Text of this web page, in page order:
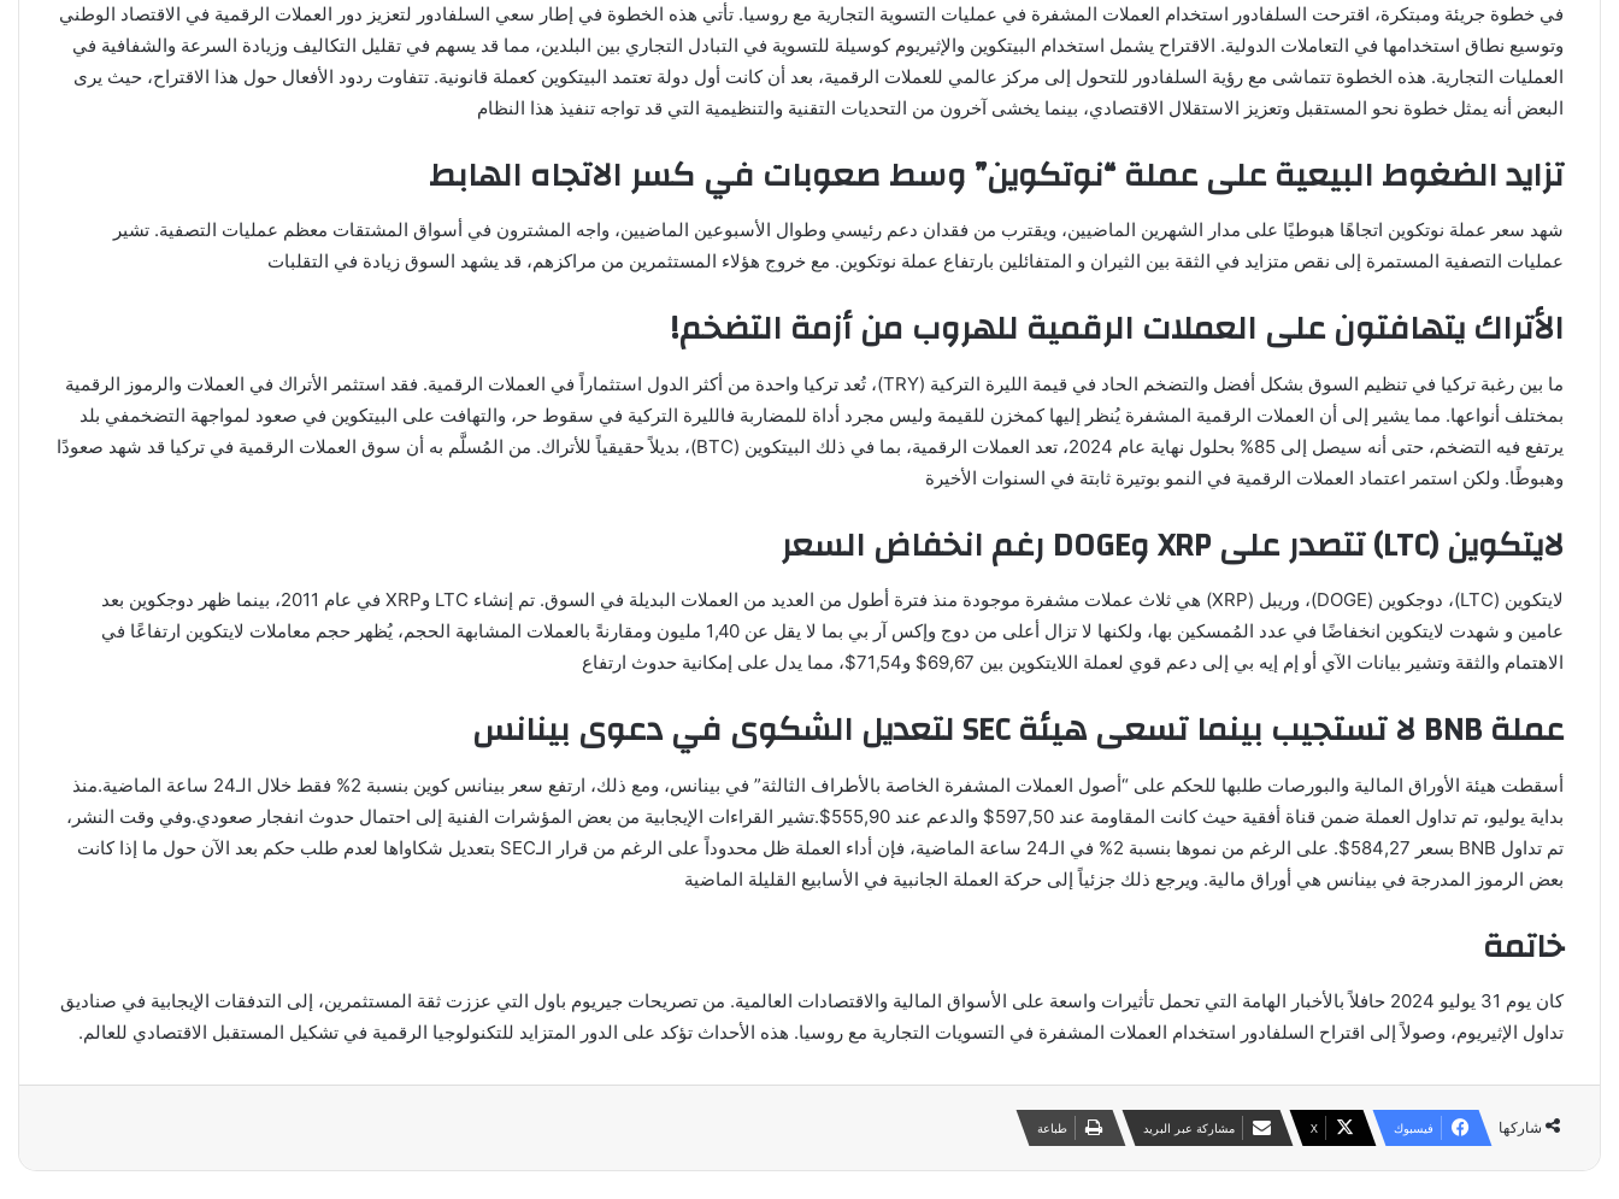
في خطوة جريئة ومبتكرة، اقترحت السلفادور استخدام العملات المشفرة في عمليات التسوية التجارية مع روسيا. تأتي هذه الخطوة في إطار سعي السلفادور لتعزيز دور العملات الرقمية في الاقتصاد الوطني
وتوسيع نطاق استخدامها في التعاملات الدولية. الاقتراح يشمل استخدام البيتكوين والإثيريوم كوسيلة للتسوية في التبادل التجاري بين البلدين، مما قد يسهم في تقليل التكاليف وزيادة السرعة والشفافية في
العمليات التجارية. هذه الخطوة تتماشى مع رؤية السلفادور للتحول إلى مركز عالمي للعملات الرقمية، بعد أن كانت أول دولة تعتمد البيتكوين كعملة قانونية. تتفاوت ردود الأفعال حول هذا الاقتراح، حيث يرى
البعض أنه يمثل خطوة نحو المستقبل وتعزيز الاستقلال الاقتصادي، بينما يخشى آخرون من التحديات التقنية والتنظيمية التي قد تواجه تنفيذ هذا النظام
تزايد الضغوط البيعية على عملة “نوتكوين” وسط صعوبات في كسر الاتجاه الهابط
شهد سعر عملة نوتكوين اتجاهًا هبوطيًا على مدار الشهرين الماضيين، ويقترب من فقدان دعم رئيسي وطوال الأسبوعين الماضيين، واجه المشترون في أسواق المشتقات معظم عمليات التصفية. تشير
عمليات التصفية المستمرة إلى نقص متزايد في الثقة بين الثيران و المتفائلين بارتفاع عملة نوتكوين. مع خروج هؤلاء المستثمرين من مراكزهم، قد يشهد السوق زيادة في التقلبات
الأتراك يتهافتون على العملات الرقمية للهروب من أزمة التضخم!
ما بين رغبة تركيا في تنظيم السوق بشكل أفضل والتضخم الحاد في قيمة الليرة التركية (TRY)، تُعد تركيا واحدة من أكثر الدول استثماراً في العملات الرقمية. فقد استثمر الأتراك في العملات والرموز الرقمية
بمختلف أنواعها. مما يشير إلى أن العملات الرقمية المشفرة يُنظر إليها كمخزن للقيمة وليس مجرد أداة للمضاربة فالليرة التركية في سقوط حر، والتهافت على البيتكوين في صعود لمواجهة التضخمفي بلد
يرتفع فيه التضخم، حتى أنه سيصل إلى 85% بحلول نهاية عام 2024، تعد العملات الرقمية، بما في ذلك البيتكوين (BTC)، بديلاً حقيقياً للأتراك. من المُسلَّم به أن سوق العملات الرقمية في تركيا قد شهد صعودًا
وهبوطًا. ولكن استمر اعتماد العملات الرقمية في النمو بوتيرة ثابتة في السنوات الأخيرة
لايتكوين (LTC) تتصدر على XRP وDOGE رغم انخفاض السعر
لايتكوين (LTC)، دوجكوين (DOGE)، وريبل (XRP) هي ثلاث عملات مشفرة موجودة منذ فترة أطول من العديد من العملات البديلة في السوق. تم إنشاء LTC وXRP في عام 2011، بينما ظهر دوجكوين بعد
عامين و شهدت لايتكوين انخفاضًا في عدد المُمسكين بها، ولكنها لا تزال أعلى من دوج وإكس آر بي بما لا يقل عن 1,40 مليون ومقارنةً بالعملات المشابهة الحجم، يُظهر حجم معاملات لايتكوين ارتفاعًا في
الاهتمام والثقة وتشير بيانات الآي أو إم إيه بي إلى دعم قوي لعملة اللايتكوين بين 69,67$ و71,54$، مما يدل على إمكانية حدوث ارتفاع
عملة BNB لا تستجيب بينما تسعى هيئة SEC لتعديل الشكوى في دعوى بينانس
أسقطت هيئة الأوراق المالية والبورصات طلبها للحكم على “أصول العملات المشفرة الخاصة بالأطراف الثالثة” في بينانس، ومع ذلك، ارتفع سعر بينانس كوين بنسبة 2% فقط خلال الـ24 ساعة الماضية.منذ
بداية يوليو، تم تداول العملة ضمن قناة أفقية حيث كانت المقاومة عند 597,50$ والدعم عند 555,90$.تشير القراءات الإيجابية من بعض المؤشرات الفنية إلى احتمال حدوث انفجار صعودي.وفي وقت النشر،
تم تداول BNB بسعر 584,27$. على الرغم من نموها بنسبة 2% في الـ24 ساعة الماضية، فإن أداء العملة ظل محدوداً على الرغم من قرار الـSEC بتعديل شكاواها لعدم طلب حكم بعد الآن حول ما إذا كانت
بعض الرموز المدرجة في بينانس هي أوراق مالية. ويرجع ذلك جزئياً إلى حركة العملة الجانبية في الأسابيع القليلة الماضية
خاتمة
كان يوم 31 يوليو 2024 حافلاً بالأخبار الهامة التي تحمل تأثيرات واسعة على الأسواق المالية والاقتصادات العالمية. من تصريحات جيريوم باول التي عززت ثقة المستثمرين، إلى التدفقات الإيجابية في صناديق
تداول الإثيريوم، وصولاً إلى اقتراح السلفادور استخدام العملات المشفرة في التسويات التجارية مع روسيا. هذه الأحداث تؤكد على الدور المتزايد للتكنولوجيا الرقمية في تشكيل المستقبل الاقتصادي للعالم.
شاركها فيسبوك ‫X مشاركة عبر البريد طباعة